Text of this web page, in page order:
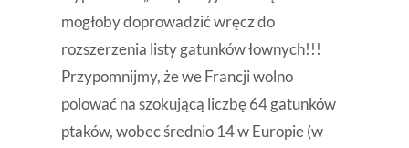
mogłoby doprowadzić wręcz do
rozszerzenia listy gatunków łownych!!!
Przypomnijmy, że we Francji wolno
polować na szokującą liczbę 64 gatunków
ptaków, wobec średnio 14 w Europie (w